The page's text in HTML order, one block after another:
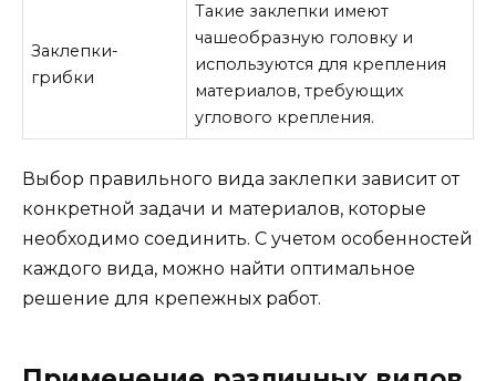
Заклепки-
грибки
Такие заклепки имеют
чашеобразную головку и
используются для крепления
материалов, требующих
углового крепления.
Выбор правильного вида заклепки зависит от
конкретной задачи и материалов, которые
необходимо соединить. С учетом особенностей
каждого вида, можно найти оптимальное
решение для крепежных работ.